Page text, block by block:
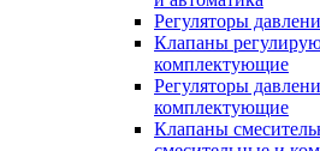
Регуляторы
Клапаны
комплектующие
Регуляторы
комплектующие
Клапаны